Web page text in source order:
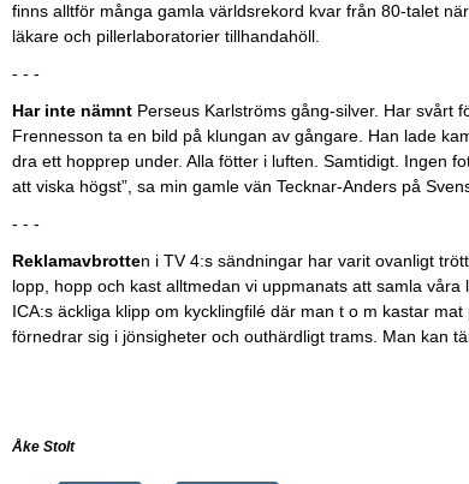
finns alltför många gamla världsrekord kvar från 80-talet
läkare och pillerlaboratorier tillhandahöll.
- - -
Har inte nämnt Perseus Karlströms gång-silver. Har svårt
Frennesson ta en bild på klungan av gångare. Han lade
dra ett hopprep under. Alla fötter i luften. Samtidigt. Ingen
att viska högst”, sa min gamle vän Tecknar-Anders på
- - -
Reklamavbrotten i TV 4:s sändningar har varit ovanligt
lopp, hopp och kast alltmedan vi uppmanats att samla
ICA:s äckliga klipp om kycklingfilé där man t o m kastar
förnedrar sig i jönsigheter och outhärdligt trams. Man kan
Åke Stolt